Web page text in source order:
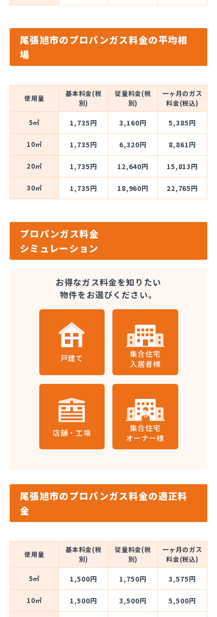
尾張旭市のプロパンガス料金の平均相
場
使用量
基本料金(税
別)
従量料金(税
別)
一ヶ月のガス
料金(税込)
5㎥ 1,735円 3,160円 5,385円
10㎥ 1,735円 6,320円 8,861円
20㎥ 1,735円 12,640円 15,813円
30㎥ 1,735円 18,960円 22,765円
プロパンガス料金
シミュレーション
お得なガス料金を知りたい
物件をお選びください。
戸建て
集合住宅
入居者様
店舗・工場
集合住宅
オーナー様
尾張旭市のプロパンガス料金の適正料
金
使用量
基本料金(税
別)
従量料金(税
別)
一ヶ月のガス
料金(税込)
5㎥ 1,500円 1,750円 3,575円
10㎥ 1,500円 3,500円 5,500円